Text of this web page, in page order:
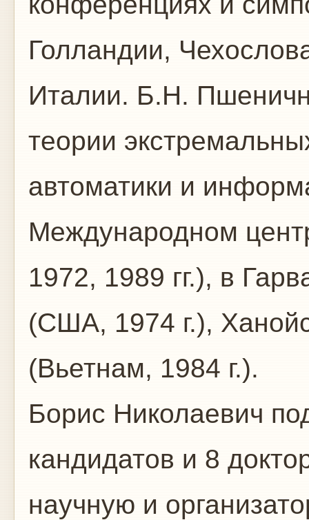
Голландии,
Италии. Б.Н.
теории
автоматики и
Международном
1972, 1989 гг.), в
(США, 1974 г.),
(Вьетнам, 1984 г.).
Борис Николаевич
кандидатов и 8
научную и